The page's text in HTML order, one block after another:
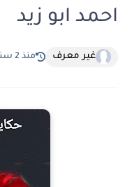
احمد ابو زيد
غير معرف منذ 2 سنة